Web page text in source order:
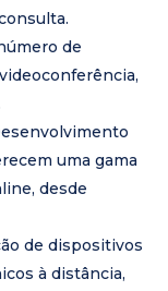
de
uma gama
desde
de dispositivos
à distância,